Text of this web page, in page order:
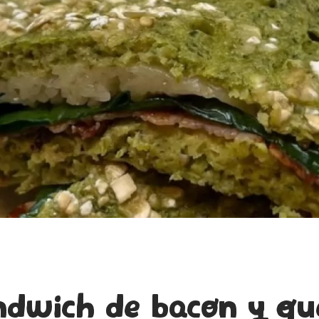
de bacon y